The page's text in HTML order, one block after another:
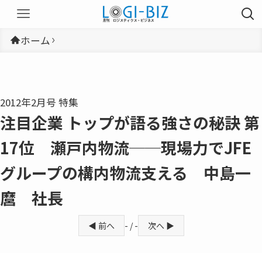
ホーム
2012年2月号 特集
注目企業 トップが語る強さの秘訣 第
17位 瀬戸内物流──現場力でJFE
グループの構内物流支える 中島一
麿 社長
◀ 前へ - / - 次へ ▶